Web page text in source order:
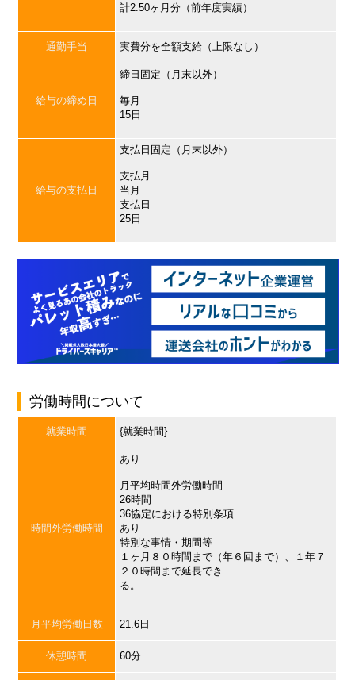
計2.50ヶ月分（前年度実績）
通勤手当 実費分を全額支給（上限なし）
給与の締め日
締日固定（月末以外）
毎月
15日
給与の支払日
支払日固定（月末以外）
支払月
当月
支払日
25日
労働時間について
就業時間 {就業時間}
時間外労働時間
あり
月平均時間外労働時間
26時間
36協定における特別条項
あり
特別な事情・期間等
１ヶ月８０時間まで（年６回まで）、１年７
２０時間まで延長でき
る。
月平均労働日数 21.6日
休憩時間 60分